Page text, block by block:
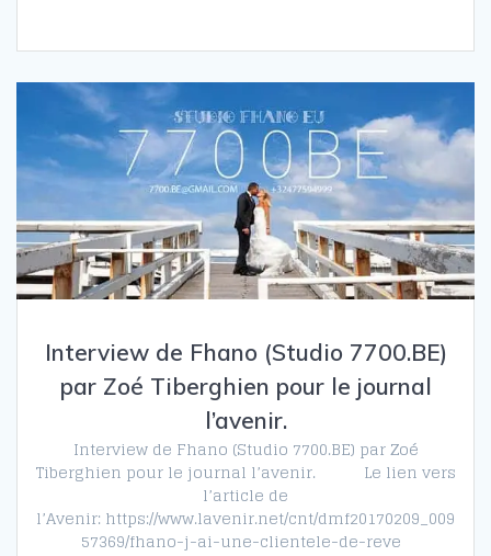
Interview de Fhano (Studio 7700.BE)
par Zoé Tiberghien pour le journal
l’avenir.
Interview de Fhano (Studio 7700.BE) par Zoé
Tiberghien pour le journal l’avenir. Le lien vers
l’article de
l’Avenir: https://www.lavenir.net/cnt/dmf20170209_009
57369/fhano-j-ai-une-clientele-de-reve